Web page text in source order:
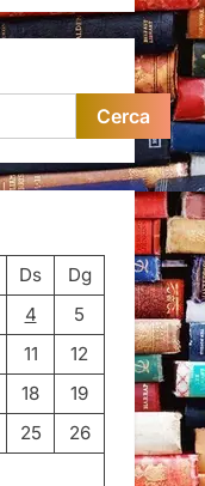
Cerca
Ds
Dg
4
5
11
12
18
19
25
26